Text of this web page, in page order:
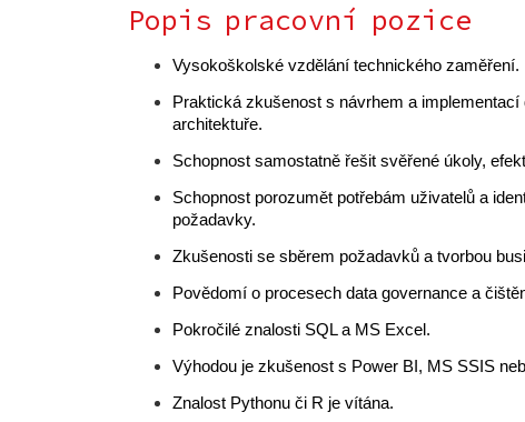
Popis pracovní pozice
Vysokoškolské vzdělání technického zaměření.
Praktická zkušenost s návrhem a
architektuře.
Schopnost samostatně řešit svěřené úkoly,
Schopnost porozumět potřebám uživatelů a
požadavky.
Zkušenosti se sběrem požadavků a tvorbou
Povědomí o procesech data governance a
Pokročilé znalosti SQL a MS Excel.
Výhodou je zkušenost s Power BI, MS SSIS
Znalost Pythonu či R je vítána.